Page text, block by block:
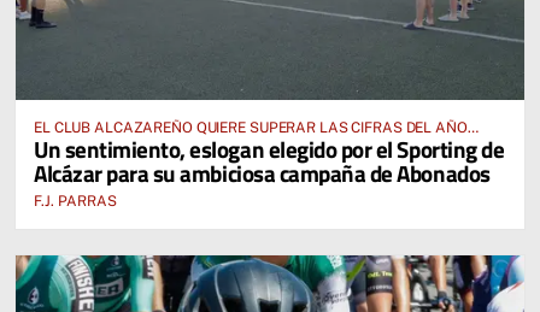
EL CLUB ALCAZAREÑO QUIERE SUPERAR LAS CIFRAS DEL AÑO
PASADO E INCLUSO DUPLICARLAS
Un sentimiento, eslogan elegido por el Sporting de
Alcázar para su ambiciosa campaña de Abonados
F.J. PARRAS